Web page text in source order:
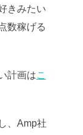
きみたい
数稼げる
計画はこ
、Amp社